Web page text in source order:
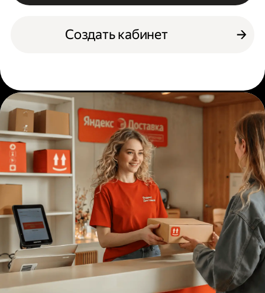
Создать кабинет